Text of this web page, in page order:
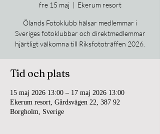
fre 15 maj
  |
Ekerum resort
Ölands Fotoklubb hälsar medlemmar i
Sveriges fotoklubbar och direktmedlemmar
hjärtligt välkomna till Riksfototräffen 2026.
Tid och plats
15 maj 2026 13:00 – 17 maj 2026 13:00
Ekerum resort, Gårdsvägen 22, 387 92
Borgholm, Sverige